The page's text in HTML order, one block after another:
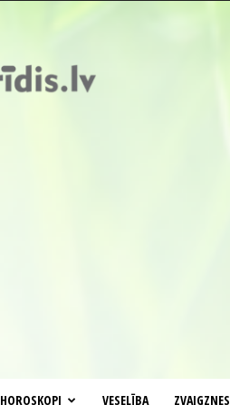
HOROSKOPI VESELĪBA ZVAIGZNES